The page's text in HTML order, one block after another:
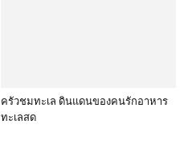
ครัวชมทะเล ดินแดนของคนรักอาหาร
ทะเลสด